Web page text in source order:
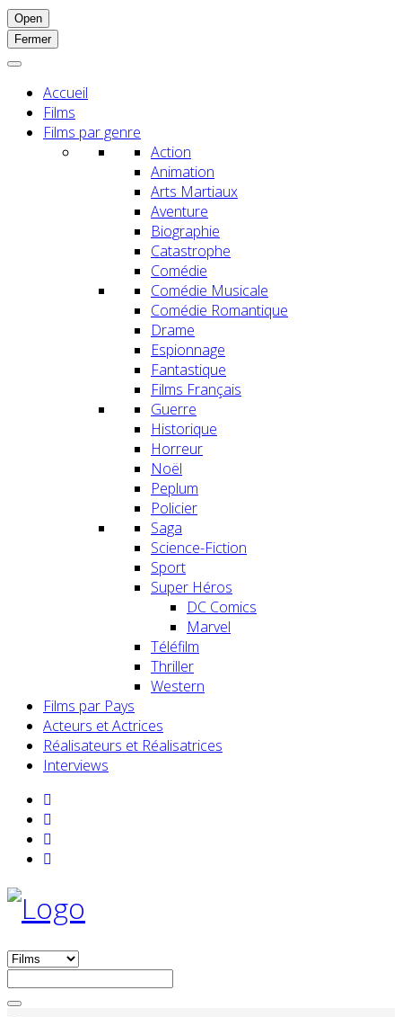
Open
Fermer
Accueil
Films
Films par genre
Action
Animation
Arts Martiaux
Aventure
Biographie
Catastrophe
Comédie
Comédie Musicale
Comédie Romantique
Drame
Espionnage
Fantastique
Films Français
Guerre
Historique
Horreur
Noël
Peplum
Policier
Saga
Science-Fiction
Sport
Super Héros
DC Comics
Marvel
Téléfilm
Thriller
Western
Films par Pays
Acteurs et Actrices
Réalisateurs et Réalisatrices
Interviews